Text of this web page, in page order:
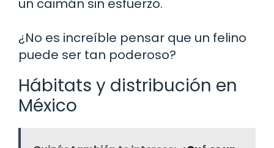
un caimán sin esfuerzo.
¿No es increíble pensar que un felino
puede ser tan poderoso?
Hábitats y distribución en
México